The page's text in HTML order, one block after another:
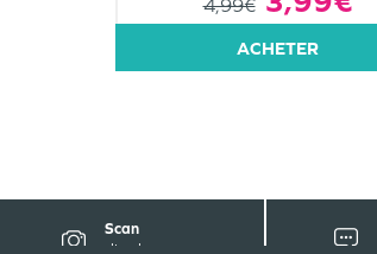
4,99€
ACHETER
Scan
d'ordonnance